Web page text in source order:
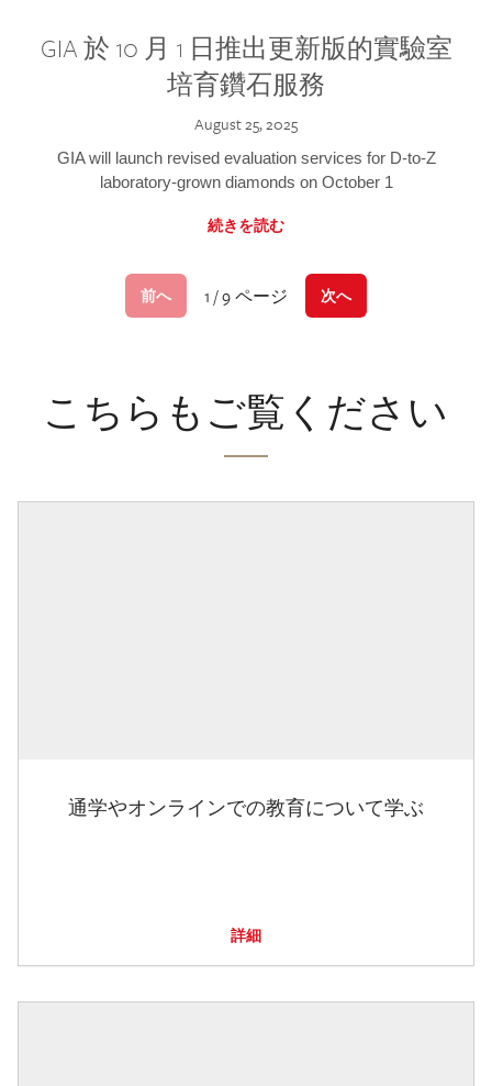
GIA 於 10 月 1 日推出更新版的實驗室
培育鑽石服務
August 25, 2025
GIA will launch revised evaluation services for D-to-Z
laboratory-grown diamonds on October 1
続きを読む
前へ 1 / 9 ページ 次へ
こちらもご覧ください
通学やオンラインでの教育について学ぶ
詳細